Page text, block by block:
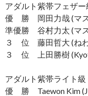
アダルト紫帯フェザー
優 勝 岡田力哉 (マス
準優勝 谷村力太 (マ
３ 位 藤田哲大 (ね
３ 位 上田勝樹
アダルト紫帯ライト級
優 勝 Taewon Kim